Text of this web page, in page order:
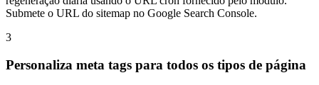
Submete o URL do sitemap no Google Search Console.
3
Personaliza meta tags para todos os tipos de página